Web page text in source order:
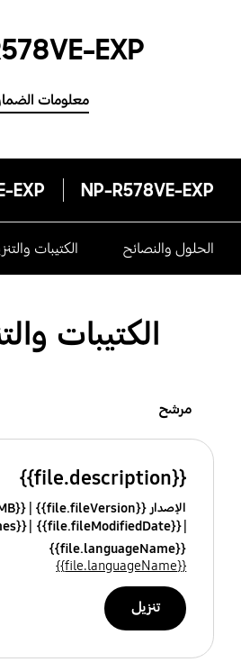
EXP
معلومات
NP-R578VE-EXP
الحلول والنصائح الكتيبات
الكتيبات
مرشح
{{file.description}}
الإصدار {{file.fileVersion}}
{{file.fileSize}} MB
{{file.fileModifiedDate}}
{{file.osNames}}
{{file.languageName}}
{{file.languageName}}
تنزيل